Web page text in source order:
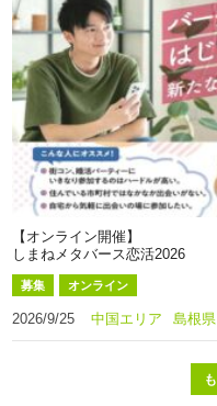
【オンライン開催】
しまねメタバース恋活2026
募集 オンライン
2026/9/25 中国エリア 島根県